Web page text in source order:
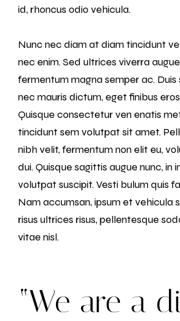
id, rhoncus odio vehicula.
Nunc nec diam at diam tincidunt
nec enim. Sed ultrices viverra
fermentum magna semper ac. Duis
nec mauris dictum, eget finibus
Quisque consectetur ven enatis
tincidunt sem volutpat sit amet.
nibh velit, fermentum non elit eu,
dui. Quisque sagittis augue nunc, in
volutpat suscipit. Vesti bulum quis
Nam accumsan, ipsum et vehicula
risus ultrices risus, pellentesque
vitae nisl.
“We are a